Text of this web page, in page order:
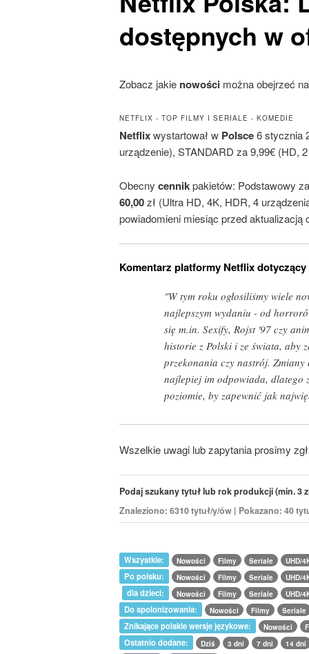
dostępnych w
Zobacz jakie nowości można obejrzeć
NETFLIX - TOP FILMY I SERIALE - KOMEDIE
Netflixwystartował w Polsce6 stycznia
urządzenie), STANDARD za 9,99€ (HD,
Obecnycennikpakietów: Podstawowy
60,00zł (Ultra HD, 4K, HDR, 4
powiadomieni miesiąc przed
Komentarz platformy Netflix
"W tym roku ogłosiliśmy wiele
najlepszym wydaniu - od
się m.in. Sexify, Rojst '97 czy
historie z Polski i ze świata, aby
przekonania czy nastrój.
najlepiej im odpowiada, dlatego
poziomie, by zapewnić jak
Wszelkie uwagi lub zapytania prosimy
Podaj szukany tytuł lub rok produkcji (min. 3
Znaleziono: 6310 tytuł/y/ów | Pokazano: 40
Wszystkie: Nowości Filmy Seriale UHD/
Po polsku: Nowości Filmy Seriale UHD/
dla dzieci: Nowości Filmy Seriale UHD/
Do spolonizowania: Nowości Filmy Seriale
Znikające polskie wersje językowe: Nowości
Ostatnio dodane: Dziś 3 dni 7 dni
14 dni